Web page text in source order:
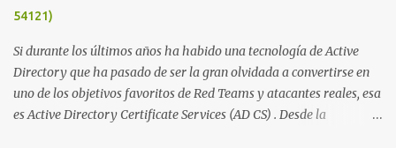
54121)
Si durante los últimos años ha habido una tecnología de Active
Directory que ha pasado de ser la gran olvidada a convertirse en
uno de los objetivos favoritos de Red Teams y atacantes reales, esa
es Active Directory Certificate Services (AD CS) . Desde la